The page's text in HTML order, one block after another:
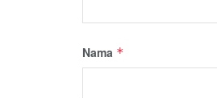
Nama *